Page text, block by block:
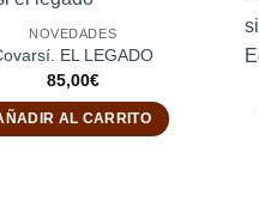
NOVEDADES
EL LEGADO
85,00€
AL CARRITO